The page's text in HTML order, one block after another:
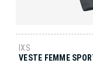
IXS
VESTE FEMME